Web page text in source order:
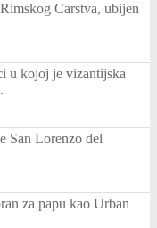
Carstva, ubijen
u kojoj je vizantijska
San Lorenzo del
za papu kao Urban